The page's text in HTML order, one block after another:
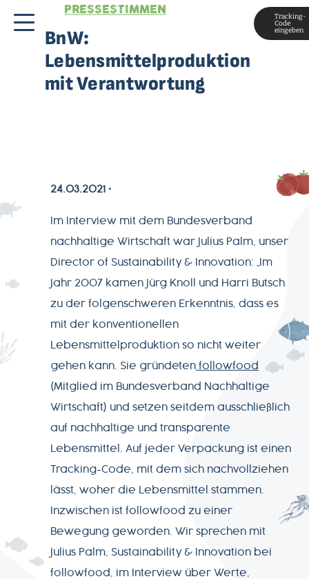
Tracking-
Code
eingeben
MAGAZIN
ÜBER
UNS
PRODUKTWELT
SERVICE
NEWSLETTER
0
PRESSESTIMMEN
BnW:
Lebensmittelproduktion
mit Verantwortung
24.03.2021
Im Interview mit dem Bundesverband
nachhaltige Wirtschaft war Julius Palm, unser
Director of Sustainability & Innovation: „Im
Jahr 2007 kamen Jürg Knoll und Harri Butsch
zu der folgenschweren Erkenntnis, dass es
mit der konventionellen
Lebensmittelproduktion so nicht weiter
gehen kann. Sie gründeten followfood
(Mitglied im Bundesverband Nachhaltige
Wirtschaft) und setzen seitdem ausschließlich
auf nachhaltige und transparente
Lebensmittel. Auf jeder Verpackung ist einen
Tracking-Code, mit dem sich nachvollziehen
lässt, woher die Lebensmittel stammen.
Inzwischen ist followfood zu einer
Bewegung geworden. Wir sprechen mit
Julius Palm, Sustainability & Innovation bei
followfood, im Interview über Werte,